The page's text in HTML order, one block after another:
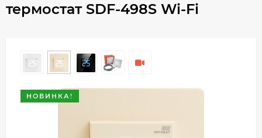
термостат SDF-498S Wi-Fi
НОВИНКА!